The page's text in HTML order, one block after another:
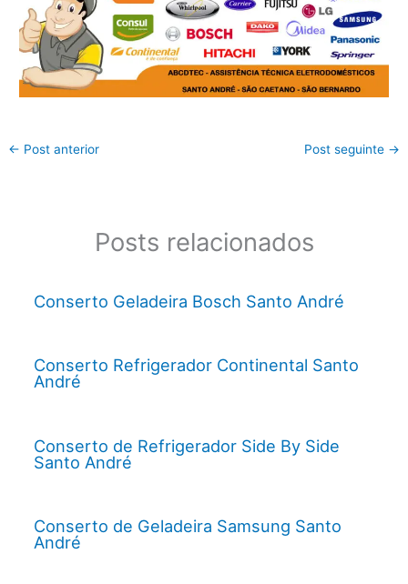
← Post anterior Post seguinte →
Posts relacionados
Conserto Geladeira Bosch Santo André
Conserto Refrigerador Continental Santo
André
Conserto de Refrigerador Side By Side
Santo André
Conserto de Geladeira Samsung Santo
André